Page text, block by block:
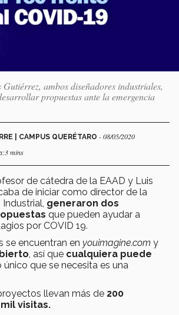
ambos diseñadores industriales,
propuestas ante la emergencia
| CAMPUS QUERÉTARO - 08/05/2020
mins
de cátedra de la EAAD y Luis
de iniciar como director de la
generaron dos
que pueden ayudar a
por COVID 19.
encuentran en youimagine.com y
, así que cualquiera puede
único que se necesita es una
llevan más de 200
visitas.